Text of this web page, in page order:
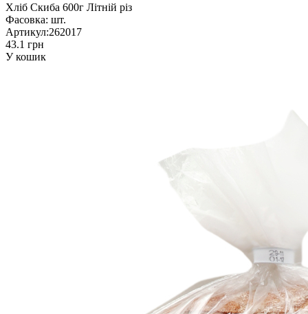
Хліб Скиба 600г Літній різ
Фасовка: шт.
Артикул:262017
43.1 грн
У кошик